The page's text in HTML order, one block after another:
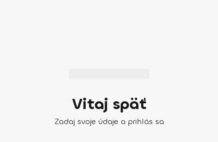
Vitaj späť
Zadaj svoje údaje a prihlás sa